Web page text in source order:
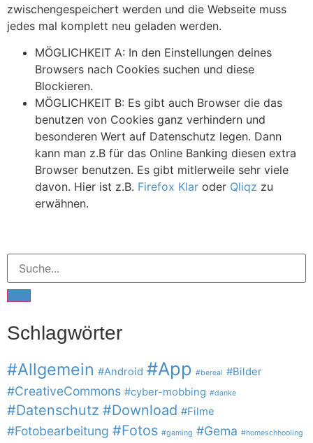
zwischengespeichert werden und die Webseite muss
jedes mal komplett neu geladen werden.
MÖGLICHKEIT A: In den Einstellungen deines
Browsers nach Cookies suchen und diese
Blockieren.
MÖGLICHKEIT B: Es gibt auch Browser die das
benutzen von Cookies ganz verhindern und
besonderen Wert auf Datenschutz legen. Dann
kann man z.B für das Online Banking diesen extra
Browser benutzen. Es gibt mitlerweile sehr viele
davon. Hier ist z.B. Firefox Klar oder Qliqz zu
erwähnen.
Schlagwörter
#Allgemein #Android #App #bereal #Bilder
#CreativeCommons #cyber-mobbing #danke
#Datenschutz #Download #Filme
#Fotobearbeitung #Fotos #gaming #Gema #homeschhooling